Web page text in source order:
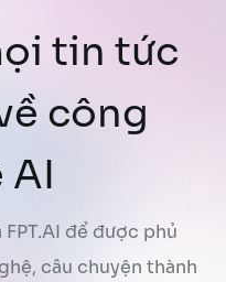
tin tức
công
AI
để được phủ
câu chuyện thành